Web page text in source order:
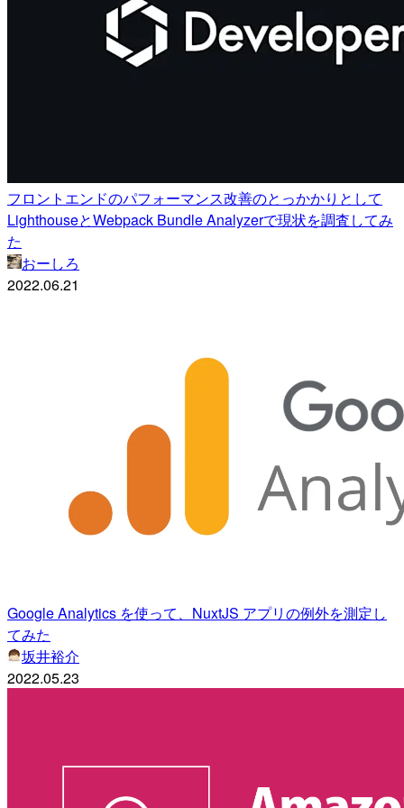
フロントエンドのパフォーマンス改善のとっかかりとして
LighthouseとWebpack Bundle Analyzerで現状を調査してみ
た
おーしろ
2022.06.21
Google Analytics を使って、NuxtJS アプリの例外を測定し
てみた
坂井裕介
2022.05.23